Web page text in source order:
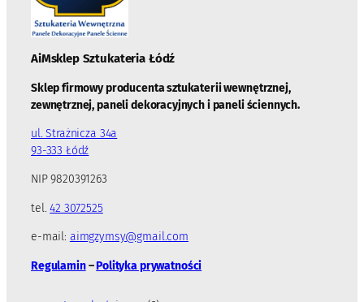
AiMsklep Sztukateria Łódź
Sklep firmowy producenta sztukaterii wewnętrznej,
zewnętrznej, paneli dekoracyjnych i paneli ściennych.
ul. Strażnicza 34a
93-333 Łódź
NIP 9820391263
tel.42 3072525
e-mail: aimgzymsy@gmail.com
Regulamin–Polityka prywatności